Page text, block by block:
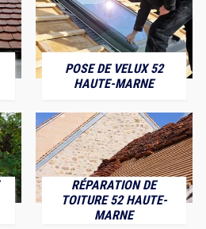
POSE DE VELUX 52
HAUTE-MARNE
RÉPARATION DE
TOITURE 52 HAUTE-
MARNE